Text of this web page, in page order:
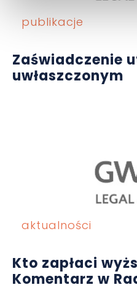
publikacje
Zaświadczenie
uwłaszczonym
aktualności
Kto zapłaci
Komentarz w